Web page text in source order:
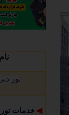
تور
◀ خدمات